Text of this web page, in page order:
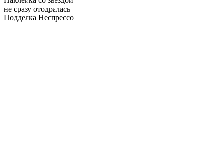
не сразу отодралась
Подделка Неспрессо